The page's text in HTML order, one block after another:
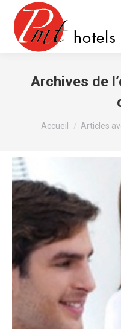
Archives de
Vous êtes ici :
Accueil Articles